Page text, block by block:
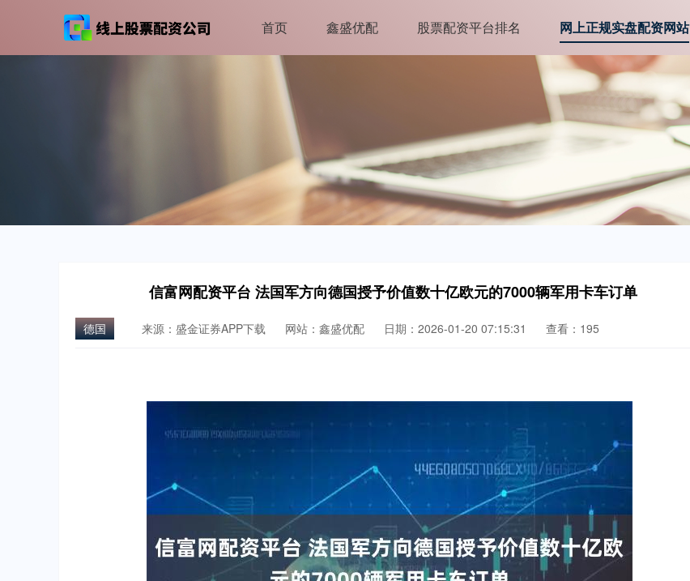
首页 鑫盛优配 股票配资平台排名 网上正规实盘配资网站
信富网配资平台 法国军方向德国授予价值数十亿欧元的7000辆军用卡车订单
德国 来源：盛金证券APP下载 网站：鑫盛优配 日期：2026-01-20 07:15:31 查看：195